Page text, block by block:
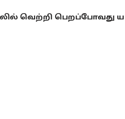
வெற்றி பெறப்போவது